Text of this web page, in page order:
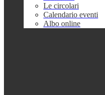
Le circolari
Calendario eventi
Albo online